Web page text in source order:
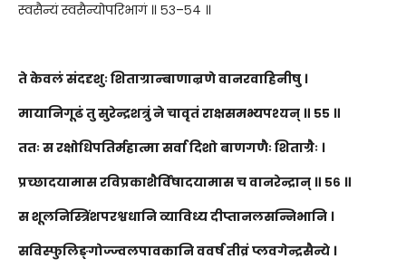
स्वसैन्यं स्वसैन्योपरिभागं ॥ ५३–५४ ॥
ते केवलं संददृशुः शिताग्रान्बाणान्रणे वानरवाहिनीषु ।
मायानिगूढं तु सुरेन्द्रशत्रुं ने चावृतं राक्षसमभ्यपश्यन् ॥ ५५ ॥
ततः स रक्षोधिपतिर्महात्मा सर्वा दिशो बाणगणैः शिताग्रैः ।
प्रच्छादयामास रविप्रकाशैर्विषादयामास च वानरेन्द्रान् ॥ ५६ ॥
स शूलनिस्त्रिंशपरश्वधानि व्याविध्य दीप्तानलसन्निभानि ।
सविस्फुलिङ्गोज्ज्वलपावकानि ववर्ष तीव्रं प्लवगेन्द्रसैन्ये ।